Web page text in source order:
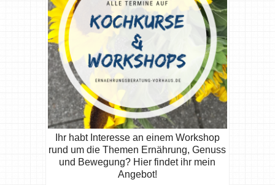
Ihr habt Interesse an einem Workshop
rund um die Themen Ernährung, Genuss
und Bewegung? Hier findet ihr mein
Angebot!